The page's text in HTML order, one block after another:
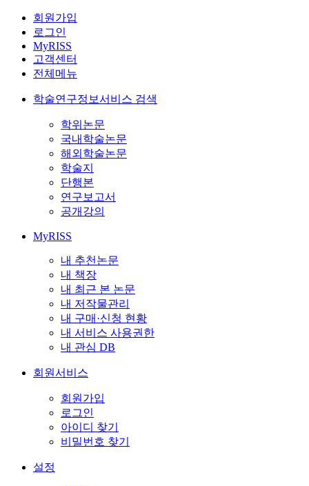
회원가입
로그인
MyRISS
고객센터
전체메뉴
학술연구정보서비스 검색
학위논문
국내학술논문
해외학술논문
학술지
단행본
연구보고서
공개강의
MyRISS
내 추천논문
내 책장
내 최근 본 논문
내 저작물관리
내 구매·신청 현황
내 서비스 사용권한
내 관심 DB
회원서비스
회원가입
로그인
아이디 찾기
비밀번호 찾기
설정